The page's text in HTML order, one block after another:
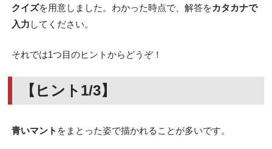
クイズを用意しました。わかった時点で、解答をカタカナで
入力 してください。
それでは1つ目のヒントからどうぞ！
【ヒント1/3】
青いマント をまとった姿で描かれることが多いです。